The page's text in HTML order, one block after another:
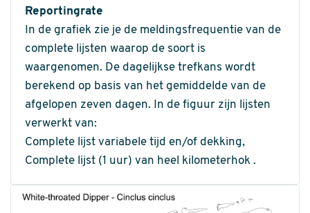
Reportingrate
In de grafiek zie je de meldingsfrequentie van de
complete lijsten waarop de soort is
waargenomen. De dagelijkse trefkans wordt
berekend op basis van het gemiddelde van de
afgelopen zeven dagen. In de figuur zijn lijsten
verwerkt van:
Complete lijst variabele tijd en/of dekking,
Complete lijst (1 uur) van heel kilometerhok .